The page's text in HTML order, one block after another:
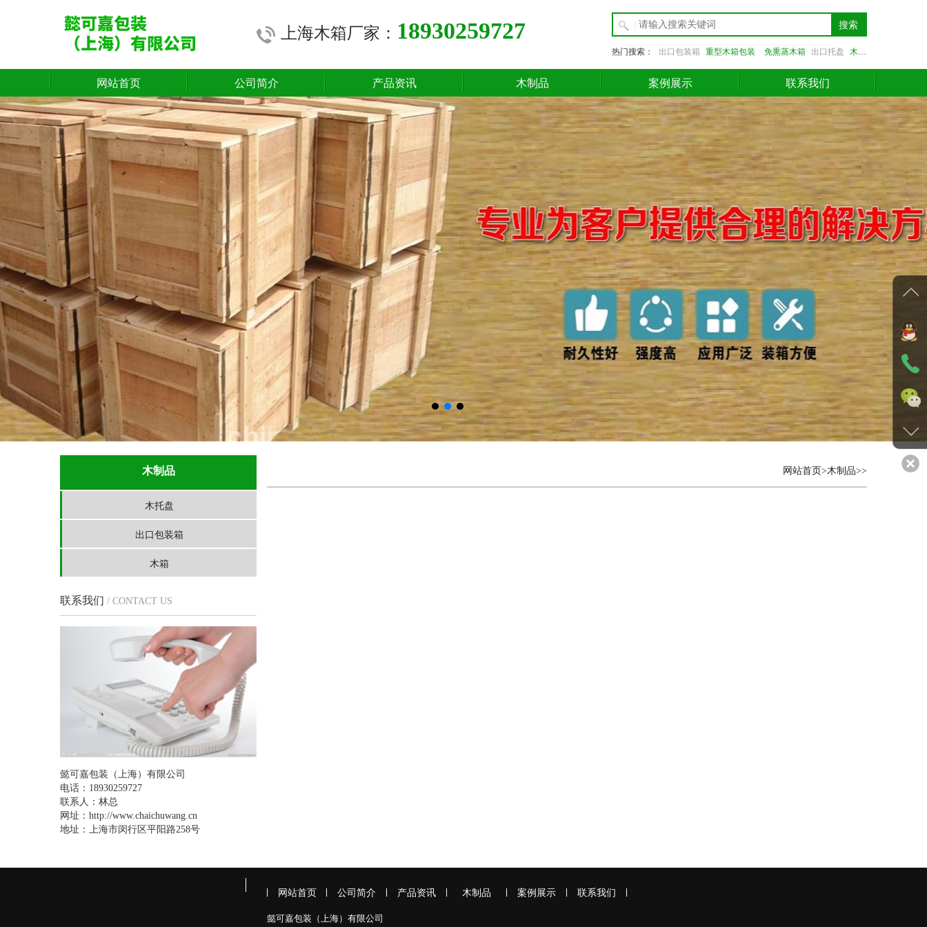
上海木箱厂家： 18930259727 搜索
热门搜索： 出口包装箱 重型木箱包装 免熏蒸木箱 出口托盘 木箱
网站首页 公司简介 产品资讯
行业新闻
公司新闻
木制品
木托盘
出口包装箱
木箱
案例展示
案例展示
联系我们
木制品
木托盘
出口包装箱
木箱
联系我们 / CONTACT US
懿可嘉包装（上海）有限公司
电话：18930259727
联系人：林总
网址：http://www.chaichuwang.cn
地址：上海市闵行区平阳路258号
网站首页>木制品>>
网站首页 公司简介 产品资讯 木制品 案例展示 联系我们
懿可嘉包装（上海）有限公司